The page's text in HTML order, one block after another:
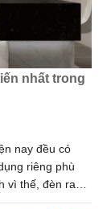
nhất trong
nay đều có
riêng phù
thế, đèn ray
trình hiện đại